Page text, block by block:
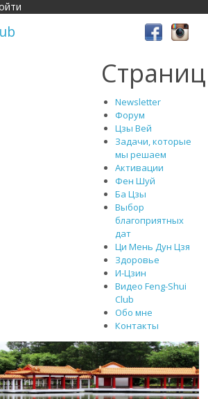
Newsletter
Форум
Цзы Вей
Задачи, которые
мы решаем
Активации
Фен Шуй
Ба Цзы
Выбор
благоприятных
дат
Ци Мень Дун Цзя
Здоровье
И-Цзин
Видео Feng-Shui
Club
Обо мне
Контакты